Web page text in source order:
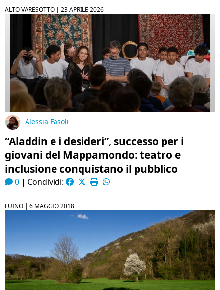
ALTO VARESOTTO | 23 APRILE 2026
Alessia Fasoli
“Aladdin e i desideri”, successo per i
giovani del Mappamondo: teatro e
inclusione conquistano il pubblico
0 | Condividi:
LUINO | 6 MAGGIO 2018